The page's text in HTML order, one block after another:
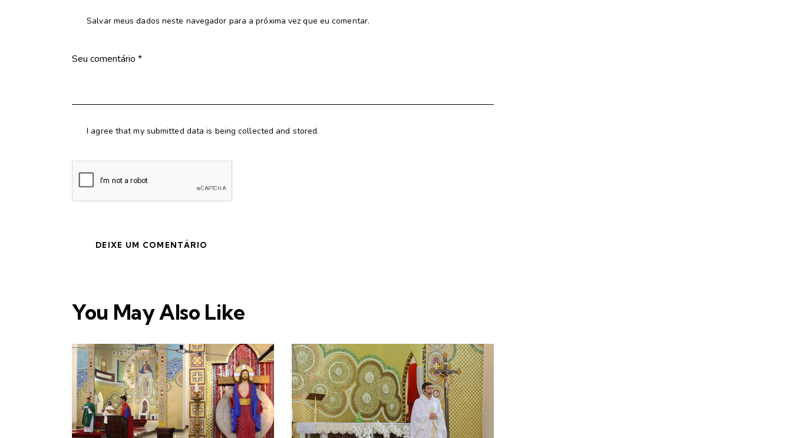
Salvar meus dados neste navegador para a próxima vez que eu comentar.
I agree that my submitted data is being collected and stored.
You May Also Like